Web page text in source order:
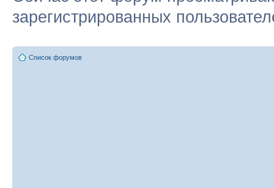
зарегистрированных
Список форумов